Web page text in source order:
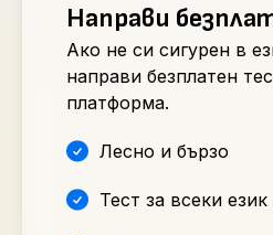
Направи
Ако не си сигурен в
направи безплатен
платформа.
Лесно и бързо
Тест за всеки език